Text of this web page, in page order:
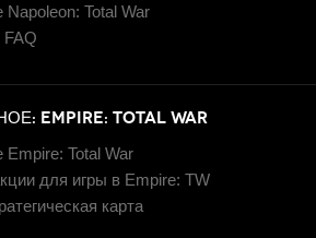
Napoleon: Total War
FAQ
EMPIRE: TOTAL WAR
Empire: Total War
для игры в Empire: TW
карта